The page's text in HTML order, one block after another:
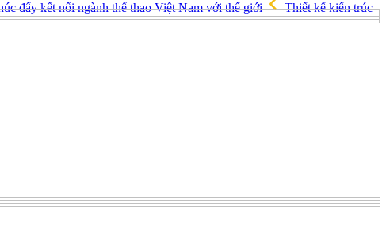
đẩy kết nối ngành thể thao Việt Nam với thế giới
Thiết kế kiến trúc